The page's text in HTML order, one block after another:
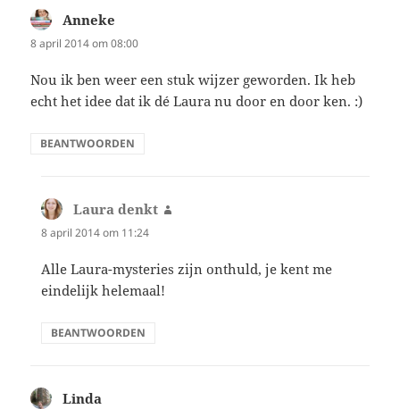
Anneke
8 april 2014 om 08:00
Nou ik ben weer een stuk wijzer geworden. Ik heb
echt het idee dat ik dé Laura nu door en door ken. :)
BEANTWOORDEN
Laura denkt
8 april 2014 om 11:24
Alle Laura-mysteries zijn onthuld, je kent me
eindelijk helemaal!
BEANTWOORDEN
Linda